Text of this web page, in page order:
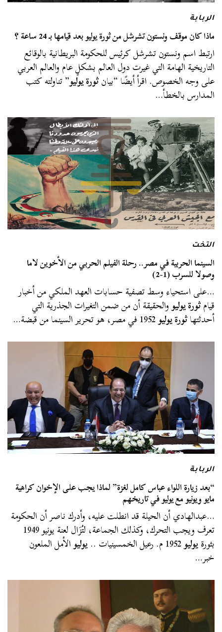
الربابة
ماذا كان موقف ونستون تشرشل من ثورة يوليو بعد قيامها بـ 24 ساعة ؟
ارتبط اسم ونستون تشرشل كرئيس للحكومة البريطانية بالوقائع
التاريخية الهامة التي غيرت دول العالم بشكلٍ عام والعالم العربي
على وجه الخصوص. اقرأ أيضًا “بيانثورة يوليو” تناولته كتب
المدارس بالخطأ…
التخت
السينما الحربية في مصر.. رحلة الفيلم الحربي من الأخوين لاما
وصولا للسرب (1-2)
…على استحياء وسط تصفية حسابات العهد الملكي من أخبار
قيامثورة يوليووالحقيقة أن من ضمن التغيرات الجذرية التي
أحدثتهاثورة يوليو1952 في مصر، هو تحرير السينما من قبضة…
الربابة
“بعد زيارة اللواء عباس كامل لغزة” لماذا يجب على الإخوان كراهية
مايو ويونيو مع يوليو في تاريخهم
…عبدالهادي أن الحيلة قد انطلت عليه، وأدرك ناصر أن الحكومة
تعرف ويجب التحرك، وكذلك الجماعة، لتُزَال لعنة يونيو 1949
بثورةيوليو1952 م. رعيل الخمسينيات .. يوليوالأمل الملعون
خبر…